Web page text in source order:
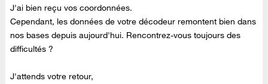
J'ai bien reçu vos coordonnées.
Cependant, les données de votre décodeur remontent bien dans
nos bases depuis aujourd'hui. Rencontrez-vous toujours des
difficultés ?
J'attends votre retour,